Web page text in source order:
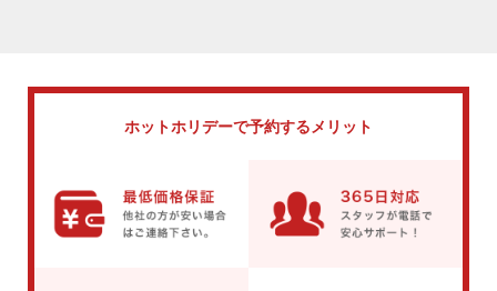
ホットホリデーで予約するメリット